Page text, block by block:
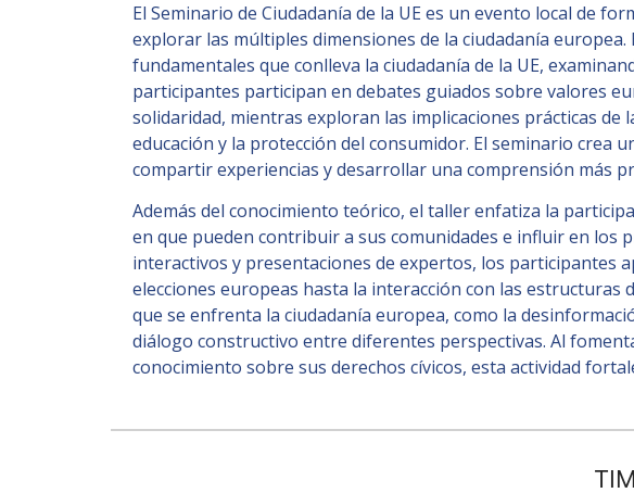
El Seminario de Ciudadanía de la UE es un evento local de
explorar las múltiples dimensiones de la ciudadanía
fundamentales que conlleva la ciudadanía de la UE,
participantes participan en debates guiados sobre valores
solidaridad, mientras exploran las implicaciones prácticas de
educación y la protección del consumidor. El seminario
compartir experiencias y desarrollar una comprensión más
Además del conocimiento teórico, el taller enfatiza la
en que pueden contribuir a sus comunidades e influir en los
interactivos y presentaciones de expertos, los participantes
elecciones europeas hasta la interacción con las
que se enfrenta la ciudadanía europea, como la
diálogo constructivo entre diferentes perspectivas. Al
conocimiento sobre sus derechos cívicos, esta actividad